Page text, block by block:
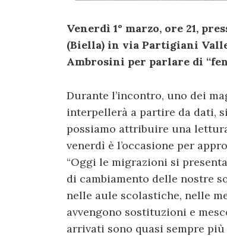
Venerdì 1° marzo, ore 21,
(Biella) in via Partigiani
Ambrosini per parlare di
Durante l’incontro, uno dei
interpellerà a partire da dati,
possiamo attribuire una
venerdì è l’occasione per
“Oggi le migrazioni si
di cambiamento delle nostre
nelle aule scolastiche, nelle
avvengono sostituzioni e
arrivati sono quasi sempre